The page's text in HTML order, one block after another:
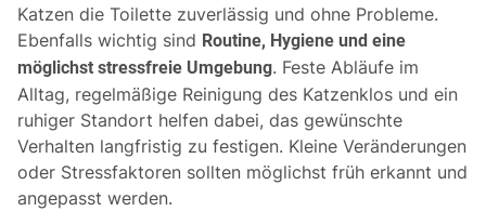
Katzen die Toilette zuverlässig und ohne Probleme.
Ebenfalls wichtig sind Routine, Hygiene und eine
möglichst stressfreie Umgebung. Feste Abläufe im
Alltag, regelmäßige Reinigung des Katzenklos und ein
ruhiger Standort helfen dabei, das gewünschte
Verhalten langfristig zu festigen. Kleine Veränderungen
oder Stressfaktoren sollten möglichst früh erkannt und
angepasst werden.